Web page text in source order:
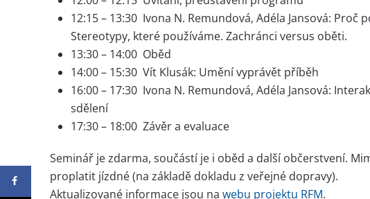
12:15 – 13:30 Ivona N. Remundová, Adéla Jansová:
Stereotypy, které používáme. Zachránci versus oběti.
13:30 – 14:00 Oběd
14:00 – 15:30 Vít Klusák: Umění vyprávět příběh
16:00 – 17:30 Ivona N. Remundová, Adéla Jansová:
sdělení
17:30 – 18:00 Závěr a evaluace
Seminář je zdarma, součástí je i oběd a další občerstvení.
proplatit jízdné (na základě dokladu z veřejné dopravy).
Aktualizované informace jsou na webu projektu RFM.